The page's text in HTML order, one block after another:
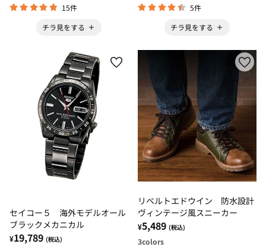
15件
チラ見をする
5件
チラ見をする
セイコー５ 海外モデルオール
ブラックメカニカル
¥19,789 (税込)
リベルトエドウイン 防水設計
ヴィンテージ風スニーカー
¥5,489 (税込)
3colors